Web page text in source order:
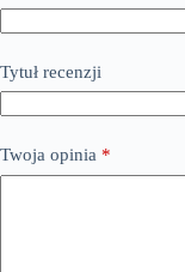
Tytuł recenzji
Twoja opinia *